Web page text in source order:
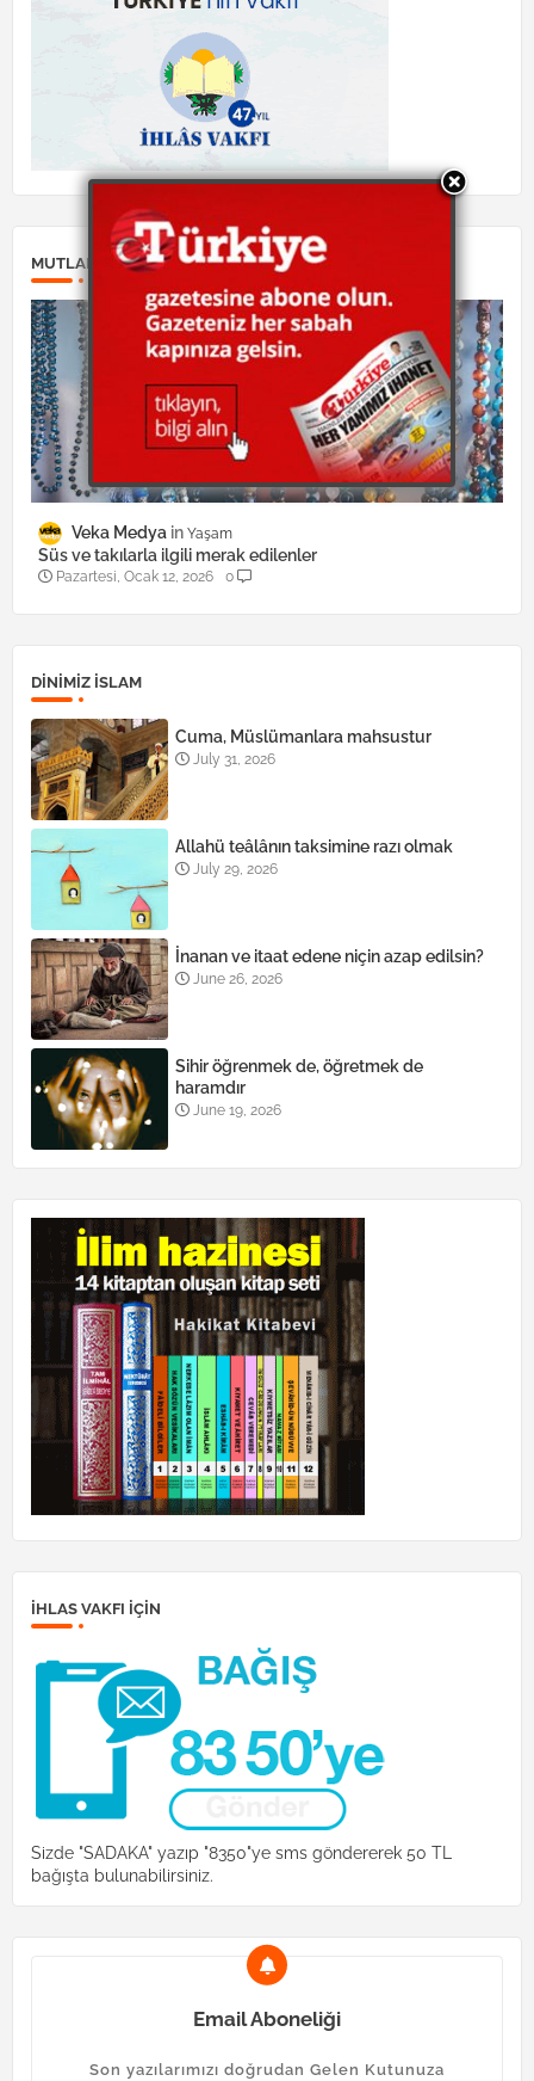
MUTLAKA OKUYUN:
Veka Medya Yaşam
Süs ve takılarla ilgili merak edilenler
Pazartesi, Ocak 12, 2026 0
DINIMIZ ISLAM
Cuma, Müslümanlara mahsustur
July 31, 2026
Allahü teâlânın taksimine razı olmak
July 29, 2026
İnanan ve itaat edene niçin azap edilsin?
June 26, 2026
Sihir öğrenmek de, öğretmek de
haramdır
June 19, 2026
İHLAS VAKFI IÇIN
Sizde "SADAKA" yazıp "8350"ye sms göndererek 50 TL
bağışta bulunabilirsiniz.
Email Aboneliği
Son yazılarımızı doğrudan Gelen Kutunuza